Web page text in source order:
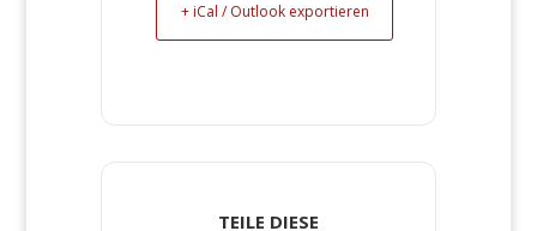
+ iCal / Outlook exportieren
TEILE DIESE